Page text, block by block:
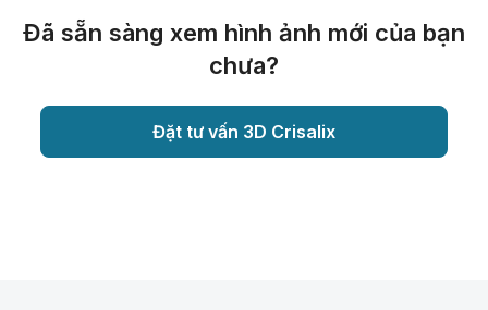
Đã sẵn sàng xem hình ảnh mới của bạn
chưa?
Đặt tư vấn 3D Crisalix